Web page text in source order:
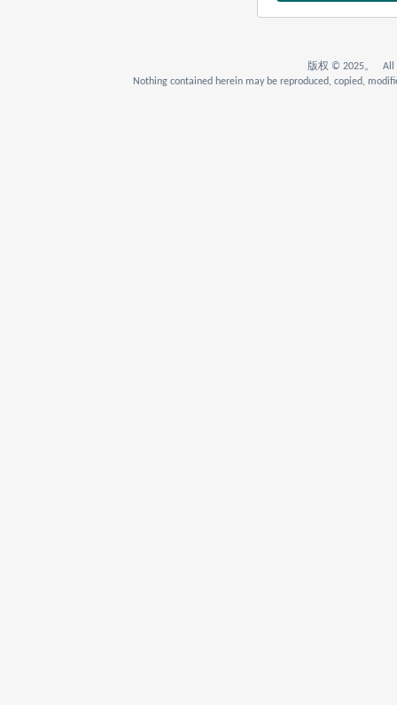
版权 © 2025。 All
Nothing contained herein may be reproduced, copied,